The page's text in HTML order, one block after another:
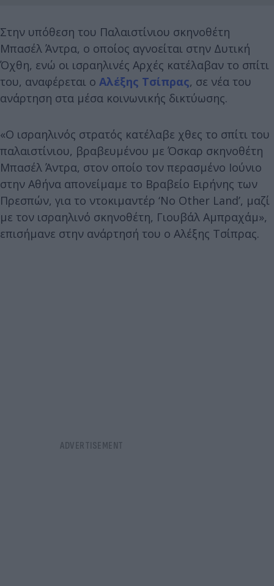
Στην υπόθεση του Παλαιστίνιου σκηνοθέτη
Μπασέλ Άντρα, ο οποίος αγνοείται στην Δυτική
Όχθη, ενώ οι ισραηλινές Αρχές κατέλαβαν το σπίτι
του, αναφέρεται ο Αλέξης Τσίπρας, σε νέα του
ανάρτηση στα μέσα κοινωνικής δικτύωσης.
«Ο ισραηλινός στρατός κατέλαβε χθες το σπίτι του
παλαιστίνιου, βραβευμένου με Όσκαρ σκηνοθέτη
Μπασέλ Άντρα, στον οποίο τον περασμένο Ιούνιο
στην Αθήνα απονείμαμε το Βραβείο Ειρήνης των
Πρεσπών, για το ντοκιμαντέρ ‘No Other Land’, μαζί
με τον ισραηλινό σκηνοθέτη, Γιουβάλ Αμπραχάμ»,
επισήμανε στην ανάρτησή του ο Αλέξης Τσίπρας.